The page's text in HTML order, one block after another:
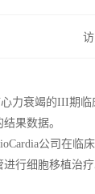
心力衰竭的III期
果数据。
公司在临
行细胞移植治